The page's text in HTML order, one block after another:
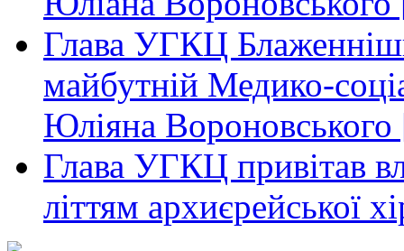
Глава УГКЦ
майбутній Медико-
Юліяна
Глава УГКЦ привітав
літтям архиєрейської